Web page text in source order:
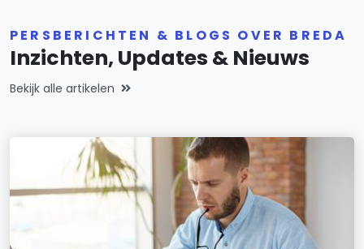
PERSBERICHTEN & BLOGS OVER BREDA
Inzichten, Updates & Nieuws
Bekijk alle artikelen